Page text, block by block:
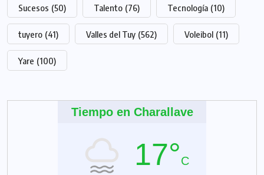
Sucesos (50) Talento (76) Tecnología (10)
tuyero (41) Valles del Tuy (562) Voleibol (11)
Yare (100)
Tiempo en Charallave
17°C